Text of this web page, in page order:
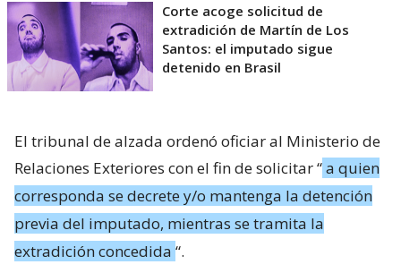
Corte acoge solicitud de
extradición de Martín de Los
Santos: el imputado sigue
detenido en Brasil
El tribunal de alzada ordenó oficiar al Ministerio de
Relaciones Exteriores con el fin de solicitar “a quien
corresponda se decrete y/o mantenga la detención
previa del imputado, mientras se tramita la
extradición concedida “.